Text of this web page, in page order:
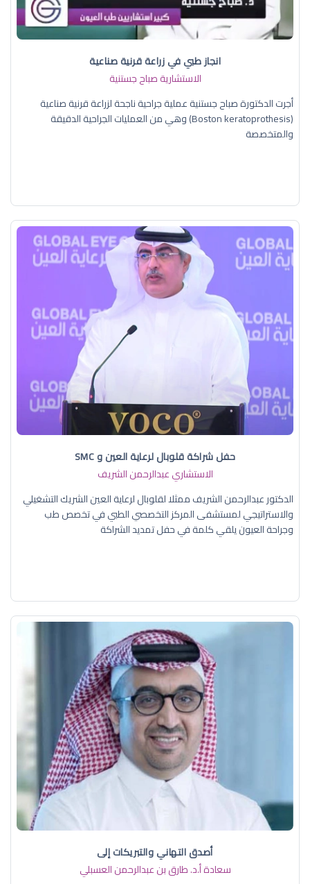
انجاز طبي في زراعة قرنية صناعية
الاستشارية صباح جستنية
أجرت الدكتورة صباح جستنية عملية جراحية ناجحة لزراعة قرنية صناعية
(Boston keratoprothesis) وهي من العمليات الجراحية الدقيقة
والمتخصصة
حفل شراكة قلوبال لرعاية العين و SMC
الاستشاري عبدالرحمن الشريف
الدكتور عبدالرحمن الشريف ممثلا لقلوبال لرعاية العين الشريك التشغيلي
والاستراتيجي لمستشفى المركز التخصصي الطبي في تخصص طب
وجراحة العيون يلقي كلمة في حفل تمديد الشراكة
أصدق التهاني والتبريكات إلى
سعادة أ.د. ​طارق بن عبدالرحمن العسبلي